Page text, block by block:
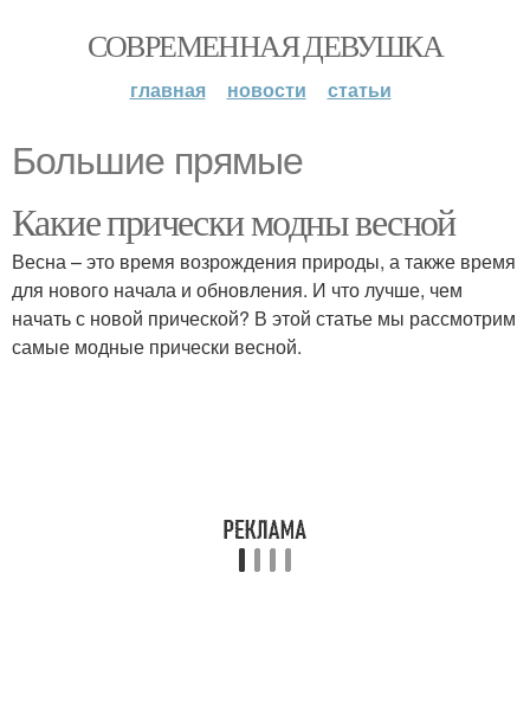
СОВРЕМЕННАЯ ДЕВУШКА
главная новости статьи
Большие прямые
Какие прически модны весной
Весна – это время возрождения природы, а также время
для нового начала и обновления. И что лучше, чем
начать с новой прической? В этой статье мы рассмотрим
самые модные прически весной.